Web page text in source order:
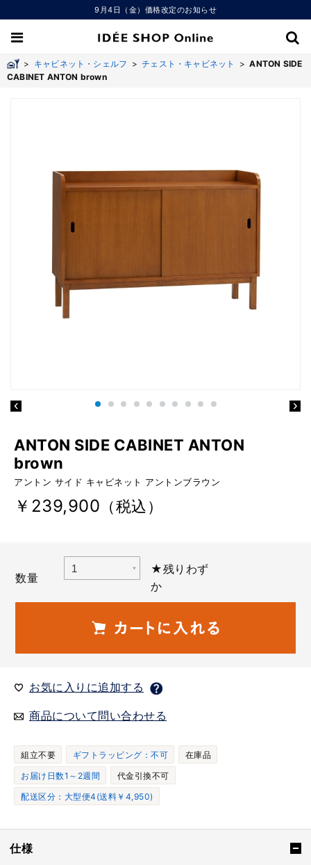
9月4日（金）価格改定のお知らせ
> キャビネット・シェルフ >チェスト・キャビネット >ANTON SIDE
CABINET ANTON brown
ANTON SIDE CABINET ANTON
brown
アントン サイド キャビネット アントンブラウン
￥239,900 （税込）
数量
★残りわず
か
お気に入りに追加する
商品について問い合わせる
組立不要 ギフトラッピング：不可
在庫品
お届け日数1～2週間
代金引換不可
配送区分：大型便4(送料￥4,950)
仕様